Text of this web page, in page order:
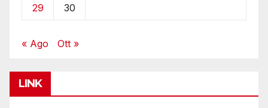
29 30
« Ago Ott »
LINK